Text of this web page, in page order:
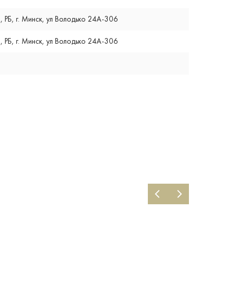
РБ, г. Минск, ул Володько 24А-306
РБ, г. Минск, ул Володько 24А-306